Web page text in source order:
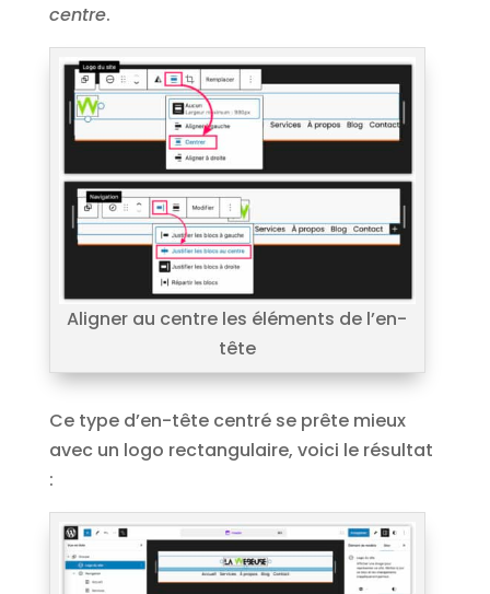
centre.
Aligner au centre les éléments de l’en-
tête
Ce type d’en-tête centré se prête mieux
avec un logo rectangulaire, voici le résultat
: